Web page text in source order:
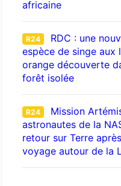
africaine
R24
RDC : une
espèce de singe aux
orange découverte
forêt isolée
R24
Mission
astronautes de la
retour sur Terre
voyage autour de la